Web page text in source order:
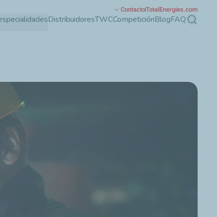
DistribuidoresTWCCompeticiónBlogFAQ Buscar
ContactoTotalEnergies.com